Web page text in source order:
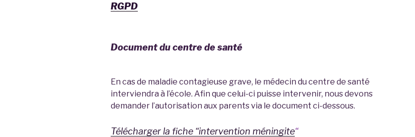
RGPD
Document du centre de santé
En cas de maladie contagieuse grave, le médecin du centre de santé
interviendra à l’école. Afin que celui-ci puisse intervenir, nous devons
demander l’autorisation aux parents via le document ci-dessous.
Télécharger la fiche “intervention méningite“